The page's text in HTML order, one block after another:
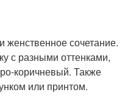
женственное сочетание.
с разными оттенками,
коричневый. Также
или принтом.